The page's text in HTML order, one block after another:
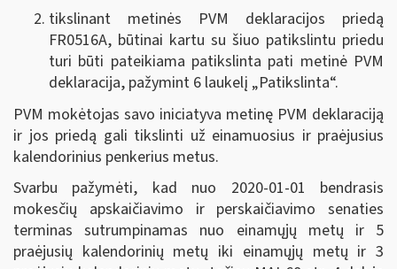
tikslinant metinės PVM deklaracijos priedą
FR0516A, būtinai kartu su šiuo patikslintu priedu
turi būti pateikiama patikslinta pati metinė PVM
deklaracija, pažymint 6 laukelį „Patikslinta“.
PVM mokėtojas savo iniciatyva metinę PVM deklaraciją
ir jos priedą gali tikslinti už einamuosius ir praėjusius
kalendorinius penkerius metus.
Svarbu pažymėti, kad nuo 2020-01-01 bendrasis
mokesčių apskaičiavimo ir perskaičiavimo senaties
terminas sutrumpinamas nuo einamųjų metų ir 5
praėjusių kalendorinių metų iki einamųjų metų ir 3